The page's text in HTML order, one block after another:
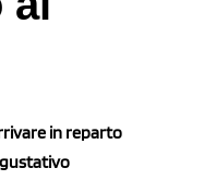
in reparto